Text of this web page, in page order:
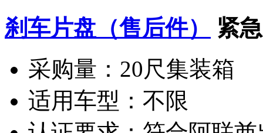
刹车片盘（售后件）
紧
采购量： 20尺集装箱
适用车型： 不限